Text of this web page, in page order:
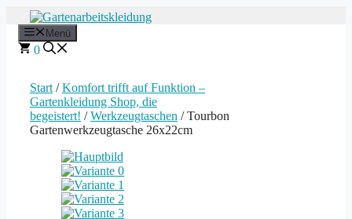
Inhalt
springen
Menü
0
Start /Komfort trifft auf Funktion –
Gartenkleidung Shop, die
begeistert! /Werkzeugtaschen / Tourbon
Gartenwerkzeugtasche 26x22cm